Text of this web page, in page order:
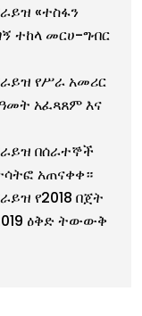
«ተስፋን
ተከላ መርሀ-ግብር
የሥራ አመሪር
አፈጻጸም እና
በሰራተኞች
አጠናቀቀ።
የ2018 በጀት
ዕቅድ ትውውቅ